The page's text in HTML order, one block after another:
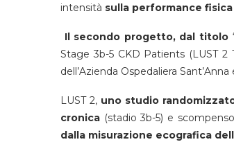
intensità sulla performance
Il secondo progetto, dal titolo
Stage 3b-5 CKD Patients (LUST 2
dell’Azienda Ospedaliera
LUST 2, uno studio
cronica (stadio 3b-5) e
dalla misurazione ecografica